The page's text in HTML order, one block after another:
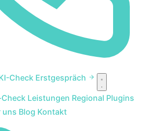
Check Erstgespräch
Leistungen Regional Plugins
uns Blog Kontakt